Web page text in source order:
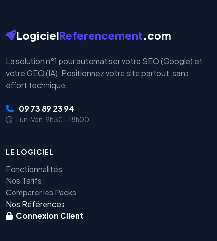
LogicielReferencement.com
La solution n°1 pour automatiser votre SEO (Google) et
votre GEO (IA). Positionnez votre site partout, sans
effort technique.
09 73 89 23 94
Lun-Ven: 9h30 - 18h00
LE LOGICIEL
Fonctionnalités
Nos Tarifs
Comparer les Packs
Nos Références
Connexion Client